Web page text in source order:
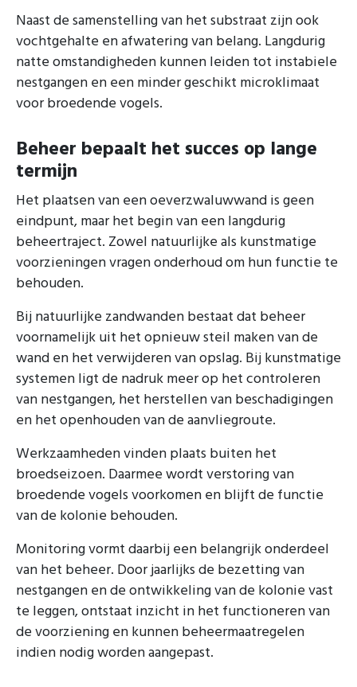
Naast de samenstelling van het substraat zijn ook
vochtgehalte en afwatering van belang. Langdurig
natte omstandigheden kunnen leiden tot instabiele
nestgangen en een minder geschikt microklimaat
voor broedende vogels.
Beheer bepaalt het succes op lange
termijn
Het plaatsen van een oeverzwaluwwand is geen
eindpunt, maar het begin van een langdurig
beheertraject. Zowel natuurlijke als kunstmatige
voorzieningen vragen onderhoud om hun functie te
behouden.
Bij natuurlijke zandwanden bestaat dat beheer
voornamelijk uit het opnieuw steil maken van de
wand en het verwijderen van opslag. Bij kunstmatige
systemen ligt de nadruk meer op het controleren
van nestgangen, het herstellen van beschadigingen
en het openhouden van de aanvliegroute.
Werkzaamheden vinden plaats buiten het
broedseizoen. Daarmee wordt verstoring van
broedende vogels voorkomen en blijft de functie
van de kolonie behouden.
Monitoring vormt daarbij een belangrijk onderdeel
van het beheer. Door jaarlijks de bezetting van
nestgangen en de ontwikkeling van de kolonie vast
te leggen, ontstaat inzicht in het functioneren van
de voorziening en kunnen beheermaatregelen
indien nodig worden aangepast.